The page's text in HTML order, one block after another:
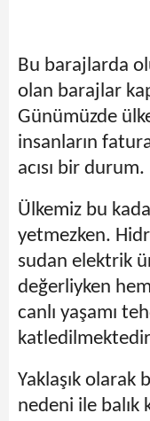
Bu barajlarda
olan barajlar
Günümüzde
insanların
acısı bir durum.
Ülkemiz bu
yetmezken.
sudan elektrik
değerliyken
canlı yaşamı
Yaklaşık olarak
nedeni ile balık